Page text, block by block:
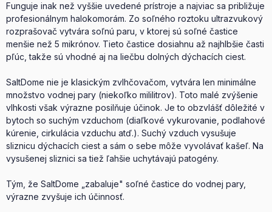
Funguje inak než vyššie uvedené prístroje a najviac sa približuje
profesionálnym halokomorám. Zo soľného roztoku ultrazvukový
rozprašovač vytvára soľnú paru, v ktorej sú soľné častice
menšie než 5 mikrónov. Tieto častice dosiahnu až najhlbšie časti
pľúc, takže sú vhodné aj na liečbu dolných dýchacích ciest.
SaltDome nie je klasickým zvlhčovačom, vytvára len minimálne
množstvo vodnej pary (niekoľko mililitrov). Toto malé zvýšenie
vlhkosti však výrazne posilňuje účinok. Je to obzvlášť dôležité v
bytoch so suchým vzduchom (diaľkové vykurovanie, podlahové
kúrenie, cirkulácia vzduchu atď.). Suchý vzduch vysušuje
sliznicu dýchacích ciest a sám o sebe môže vyvolávať kašeľ. Na
vysušenej sliznici sa tiež ľahšie uchytávajú patogény.
Tým, že SaltDome „zabaluje" soľné častice do vodnej pary,
výrazne zvyšuje ich účinnosť.